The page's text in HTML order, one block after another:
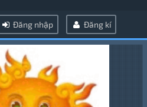
Đăng nhập Đăng kí